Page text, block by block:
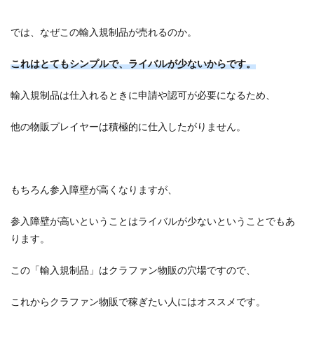
では、なぜこの輸入規制品が売れるのか。
これはとてもシンプルで、ライバルが少ないからです。
輸入規制品は仕入れるときに申請や認可が必要になるため、
他の物販プレイヤーは積極的に仕入したがりません。
もちろん参入障壁が高くなりますが、
参入障壁が高いということはライバルが少ないということでもあ
ります。
この「輸入規制品」はクラファン物販の穴場ですので、
これからクラファン物販で稼ぎたい人にはオススメです。